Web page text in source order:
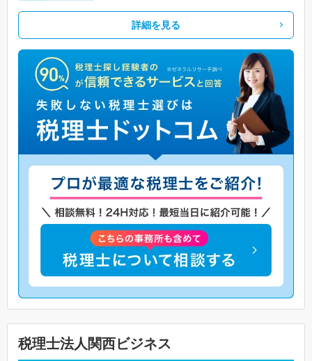
詳細を見る
税理士法人関西ビジネス